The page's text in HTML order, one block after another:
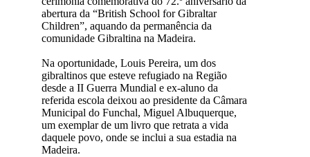
abertura da “British School for Gibraltar
Children”, aquando da permanência da
comunidade Gibraltina na Madeira.
Na oportunidade, Louis Pereira, um dos
gibraltinos que esteve refugiado na Região
desde a II Guerra Mundial e ex-aluno da
referida escola deixou ao presidente da Câmara
Municipal do Funchal, Miguel Albuquerque,
um exemplar de um livro que retrata a vida
daquele povo, onde se inclui a sua estadia na
Madeira.